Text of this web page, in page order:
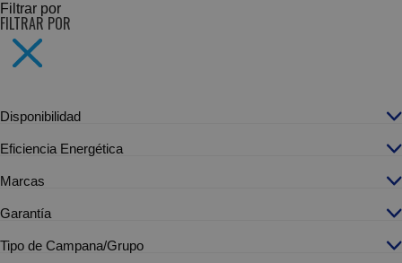
Filtrar por
FILTRAR POR
Disponibilidad
Eficiencia Energética
Marcas
Garantía
Tipo de Campana/Grupo